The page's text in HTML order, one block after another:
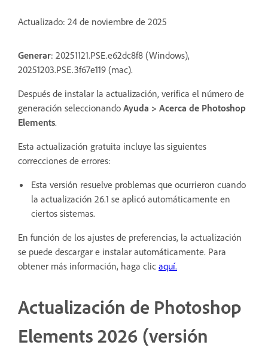
Actualizado: 24 de noviembre de 2025
Generar: 20251121.PSE.e62dc8f8 (Windows),
20251203.PSE.3f67e119 (mac).
Después de instalar la actualización, verifica el número de
generación seleccionando Ayuda > Acerca de Photoshop
Elements.
Esta actualización gratuita incluye las siguientes
correcciones de errores:
Esta versión resuelve problemas que ocurrieron cuando
la actualización 26.1 se aplicó automáticamente en
ciertos sistemas.
En función de los ajustes de preferencias, la actualización
se puede descargar e instalar automáticamente. Para
obtener más información, haga clic aquí.
Actualización de Photoshop
Elements 2026 (versión